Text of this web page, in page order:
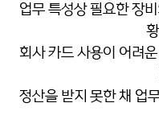
업무 특성상 필요한 장
회사 카드 사용이 어려
정산을 받지 못한 채 업